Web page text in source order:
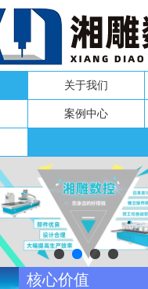
关于我们
案例中心
核心价值